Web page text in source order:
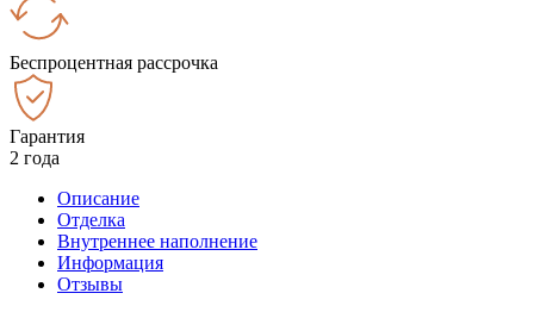
Беспроцентная рассрочка
Гарантия
2 года
Описание
Отделка
Внутреннее наполнение
Информация
Отзывы